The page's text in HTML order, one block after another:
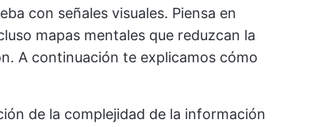
con señales visuales. Piensa en
mapas mentales que reduzcan la
A continuación te explicamos cómo
de la complejidad de la información